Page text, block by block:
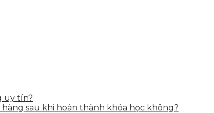
uy tín?
sau khi hoàn thành khóa học không?